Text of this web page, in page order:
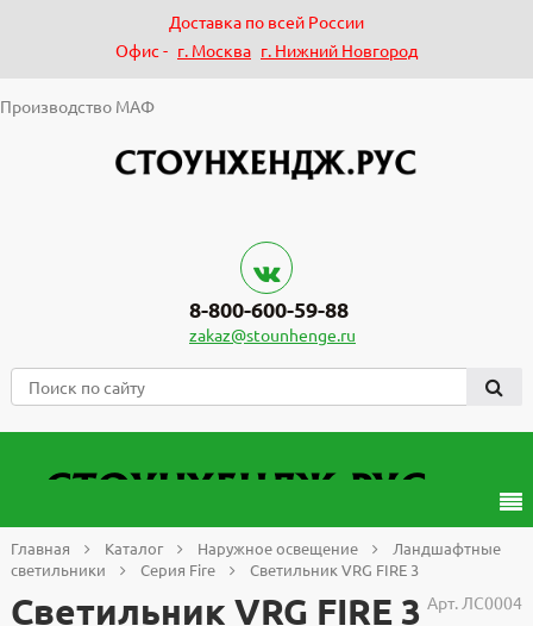
Доставка по всей России
Офис - г. Москва г. Нижний Новгород
Производство МАФ
8-800-600-59-88
zakaz@stounhenge.ru
Главная Каталог Наружное освещение
Ландшафтные
светильники
Серия Fire Светильник VRG FIRE 3
Арт. ЛС0004
Светильник VRG FIRE 3